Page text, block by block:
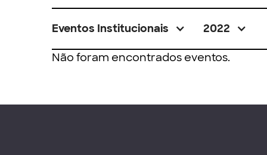
Eventos Institucionais 2022
Não foram encontrados eventos.